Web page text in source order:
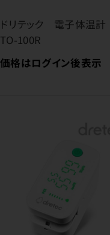
ドリテック 電子体温計
TO-100R
価格はログイン後表示